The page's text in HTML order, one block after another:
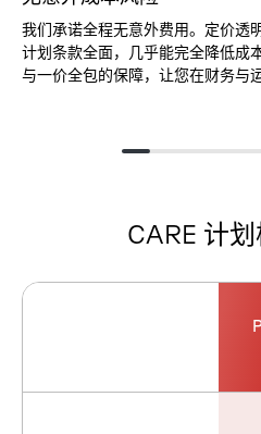
我们承诺全程无意外费用。定价透
计划条款全面，几乎能完全降低成
与一价全包的保障，让您在财务与
CARE 计划